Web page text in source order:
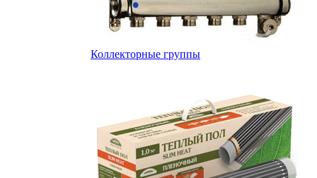
Коллекторные группы